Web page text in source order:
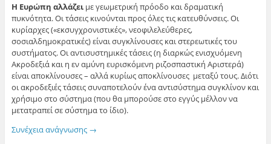
Η Ευρώπη αλλάζειμε γεωμετρική πρόοδο και δραματική
πυκνότητα. Οι τάσεις κινούνται προς όλες τις κατευθύνσεις. Οι
κυρίαρχες («εκσυγχρονιστικές», νεοφιλελεύθερες,
σοσιαλδημοκρατικές) είναι συγκλίνουσες και στερεωτικές του
συστήματος. Οι αντισυστημικές τάσεις (η διαρκώς ενισχυόμενη
Ακροδεξιά και η εν αμύνη ευρισκόμενη ριζοσπαστική Αριστερά)
είναι αποκλίνουσες – αλλά κυρίως αποκλίνουσες μεταξύ τους. Διότι
οι ακροδεξιές τάσεις συναποτελούν ένα αντισύστημα συγκλίνον και
χρήσιμο στο σύστημα (που θα μπορούσε στο εγγύς μέλλον να
μετατραπεί σε σύστημα το ίδιο).
Συνέχεια ανάγνωσης →